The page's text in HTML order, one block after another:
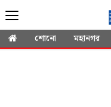
শোনো মহানগর